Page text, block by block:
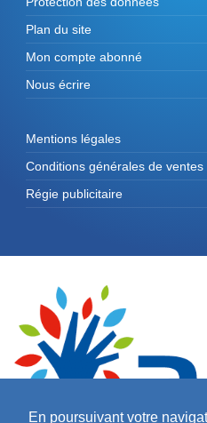
En poursuivant votre
Plan du site
Mon compte abonné
Nous écrire
Mentions légales
Conditions générales de ventes
Régie publicitaire